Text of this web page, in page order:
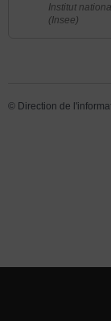
Institut
(Insee)
© Direction de